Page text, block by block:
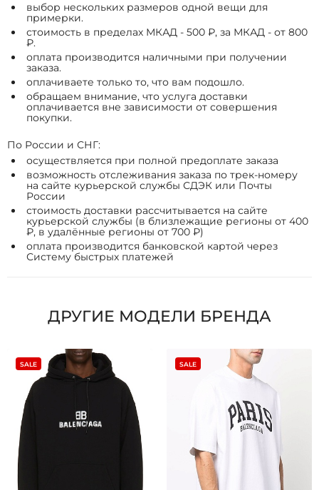
выбор нескольких размеров одной вещи для
примерки.
стоимость в пределах МКАД - 500 ₽, за МКАД - от 800
₽.
оплата производится наличными при получении
заказа.
оплачиваете только то, что вам подошло.
обращаем внимание, что услуга доставки
оплачивается вне зависимости от совершения
покупки.
По России и СНГ:
осуществляется при полной предоплате заказа
возможность отслеживания заказа по трек-номеру
на сайте курьерской службы СДЭК или Почты
России
стоимость доставки рассчитывается на сайте
курьерской службы (в близлежащие регионы от 400
₽, в удалённые регионы от 700 ₽)
оплата производится банковской картой через
Систему быстрых платежей
ДРУГИЕ МОДЕЛИ БРЕНДА
SALE SALE